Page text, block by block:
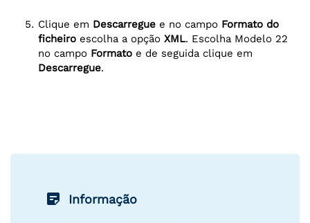
Clique em Descarregue e no campo Formato do
ficheiro escolha a opção XML. Escolha Modelo 22
no campo Formato e de seguida clique em
Descarregue.
sticky_note_2 Informação